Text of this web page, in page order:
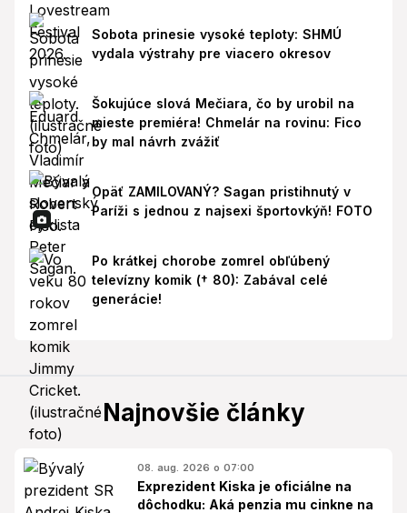
Sobota prinesie vysoké teploty: SHMÚ
vydala výstrahy pre viacero okresov
Šokujúce slová Mečiara, čo by urobil na
mieste premiéra! Chmelár na rovinu: Fico
by mal návrh zvážiť
Opäť ZAMILOVANÝ? Sagan pristihnutý v
Paríži s jednou z najsexi športovkýň! FOTO
Po krátkej chorobe zomrel obľúbený
televízny komik († 80): Zabával celé
generácie!
Najnovšie články
08. aug. 2026 o 07:00
Exprezident Kiska je oficiálne na
dôchodku: Aká penzia mu cinkne na